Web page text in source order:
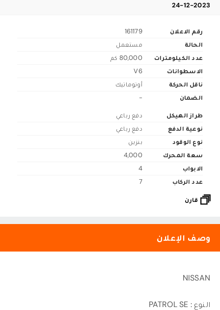
24-12-2023
رقم الاعلان
161179
الحالة
مستعمل
عدد الكيلومترات
80,000 كم
الاسطوانات
V6
ناقل الحركة
أوتوماتيك
الضمان
-
طراز الهيكل
دفع رباعي
نوعية الدفع
دفع رباعي
نوع الوقود
بنزين
سعة المحرك
4,000
الابواب
4
عدد الركاب
7
قارن
وصف الإعلان
NISSAN
النوع : PATROL SE